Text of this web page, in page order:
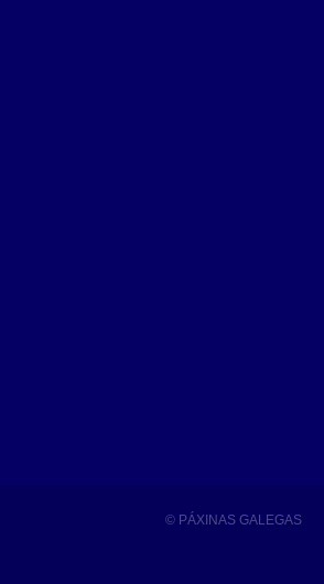
© PÁXINAS GALEGAS